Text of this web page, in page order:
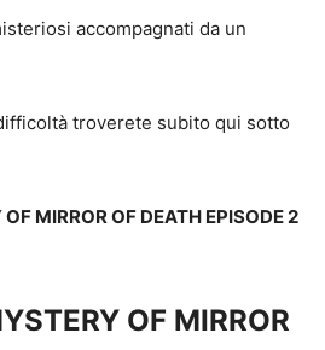
accompagnati da un
troverete subito qui sotto
MIRROR OF DEATH EPISODE 2
OF MIRROR